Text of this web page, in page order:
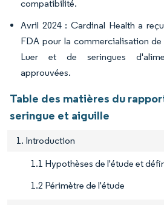
compatibilité.
Avril 2024 : Cardinal Health a
FDA pour la commercialisation
Luer et de seringues
approuvées.
Table des matières du
seringue et aiguille
1. Introduction
1.1 Hypothèses de l'étude et
1.2 Périmètre de l'étude